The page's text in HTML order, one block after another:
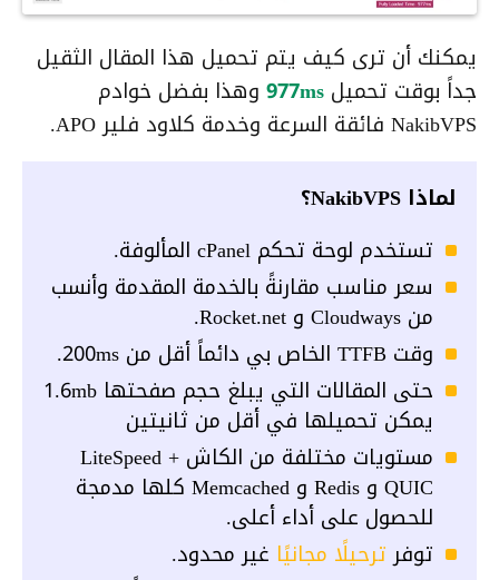
يمكنك أن ترى كيف يتم تحميل هذا المقال الثقيل
جداً بوقت تحميل 977ms وهذا بفضل خوادم
NakibVPS فائقة السرعة وخدمة كلاود فلير APO.
لماذا NakibVPS؟
تستخدم لوحة تحكم cPanel المألوفة.
سعر مناسب مقارنةً بالخدمة المقدمة وأنسب
من Cloudways و Rocket.net.
وقت TTFB الخاص بي دائماً أقل من 200ms.
حتى المقالات التي يبلغ حجم صفحتها 1.6mb
يمكن تحميلها في أقل من ثانيتين
مستويات مختلفة من الكاش LiteSpeed +
QUIC و Redis و Memcached كلها مدمجة
للحصول على أداء أعلى.
توفر ترحيلًا مجانيًا غير محدود.